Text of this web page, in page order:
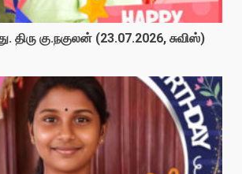
திரு கு.நகுலன் (23.07.2026, சுவிஸ்)